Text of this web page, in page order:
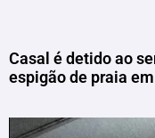
Casal é detido ao
espigão de praia